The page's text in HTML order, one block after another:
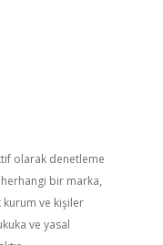
olarak denetleme
bir marka,
kurum ve kişiler
ve yasal